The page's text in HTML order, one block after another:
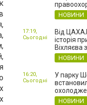
НОВИНИ
Від
історія
Віхляєва
НОВИНИ
17:19,
Сьогодні
У парку
НОВИНИ
16:20,
Сьогодні